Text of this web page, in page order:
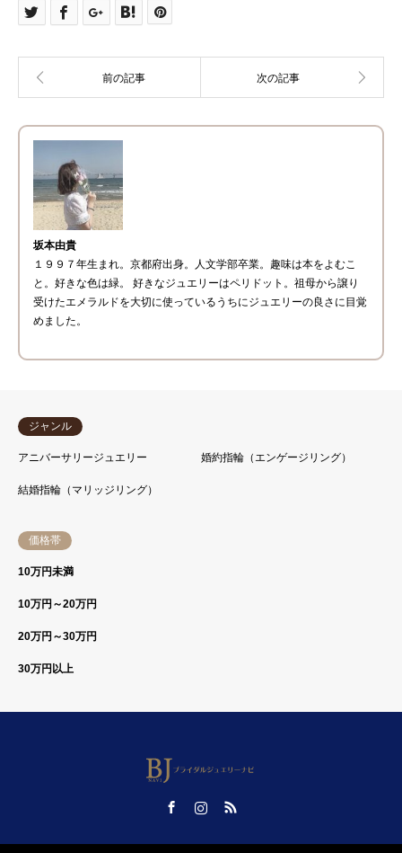
坂本由貴
１９９７年生まれ。京都府出身。人文学部卒業。趣味は本をよむこ
と。好きな色は緑。 好きなジュエリーはペリドット。祖母から譲り
受けたエメラルドを大切に使っているうちにジュエリーの良さに目覚
めました。
ジャンル
アニバーサリージュエリー 婚約指輪（エンゲージリング）
結婚指輪（マリッジリング）
価格帯
10万円未満
10万円～20万円
20万円～30万円
30万円以上